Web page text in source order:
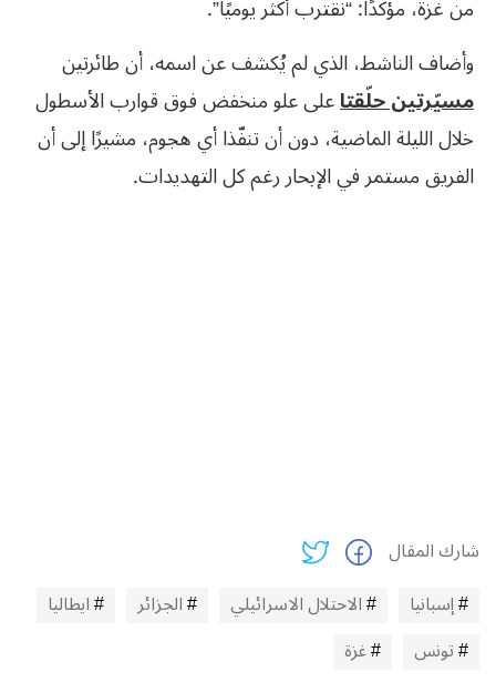
من غزة، مؤكدًا: “نقترب أكثر يوميًا”.
وأضاف الناشط، الذي لم يُكشف عن اسمه، أن طائرتين
مسيّرتين حلّقتاعلى علو منخفض فوق قوارب الأسطول
خلال الليلة الماضية، دون أن تنفّذا أي هجوم، مشيرًا إلى أن
الفريق مستمر في الإبحار رغم كل التهديدات.
شارك المقال
إسبانيا
الاحتلال الاسرائيلي الجزائر
ايطاليا
تونس
غزة